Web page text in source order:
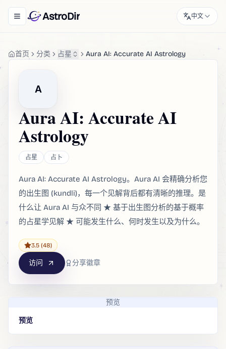
Toggle navigation menu
AstroDir 中文
首页 分类 占星 Aura AI: Accurate AI Astrology
A
Aura AI: Accurate AI
Astrology
占星 占卜
Aura AI: Accurate AI Astrology。Aura AI 会精确分析您
的出生图 (kundli)，每一个见解背后都有清晰的推理。是
什么让 Aura AI 与众不同 ★ 基于出生图分析的基于概率
的占星学见解 ★ 可能发生什么、何时发生以及为什么。
3.5 (48)
访问 分享徽章
预览
预览